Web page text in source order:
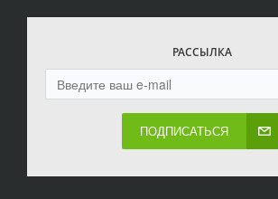
РАССЫЛКА
ПОДПИСАТЬСЯ